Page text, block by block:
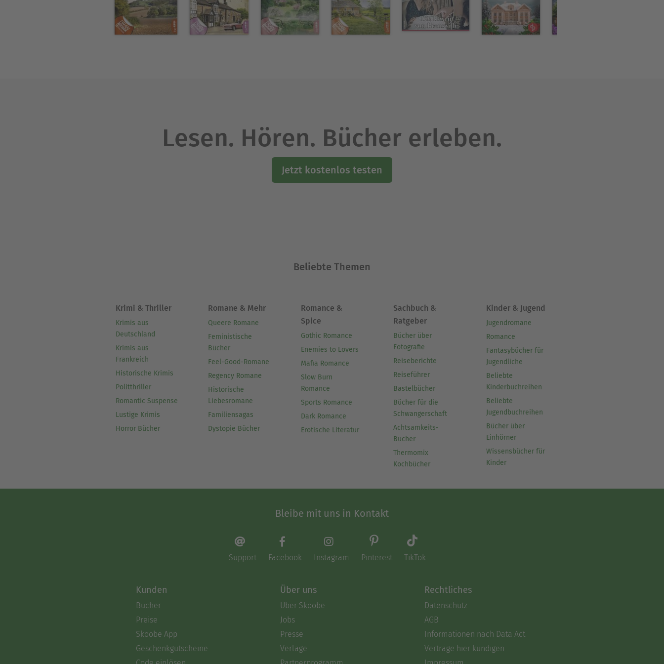
Lesen. Hören. Bücher erleben.
Jetzt kostenlos testen
Beliebte Themen
Krimi & Thriller
Krimis aus
Deutschland
Krimis aus
Frankreich
Historische Krimis
Politthriller
Romantic Suspense
Lustige Krimis
Horror Bücher
Romane & Mehr
Queere Romane
Feministische
Bücher
Feel-Good-Romane
Regency Romane
Historische
Liebesromane
Familiensagas
Dystopie Bücher
Romance &
Spice
Gothic Romance
Enemies to Lovers
Mafia Romance
Slow Burn
Romance
Sports Romance
Dark Romance
Erotische Literatur
Sachbuch &
Ratgeber
Bücher über
Fotografie
Reiseberichte
Reiseführer
Bastelbücher
Bücher für die
Schwangerschaft
Achtsamkeits-
Bücher
Thermomix
Kochbücher
Kinder & Jugend
Jugendromane
Romance
Fantasybücher für
Jugendliche
Beliebte
Kinderbuchreihen
Beliebte
Jugendbuchreihen
Bücher über
Einhörner
Wissensbücher für
Kinder
Bleibe mit uns in Kontakt
Support Facebook Instagram Pinterest TikTok
Kunden
Bücher
Preise
Skoobe App
Geschenkgutscheine
Über uns
Über Skoobe
Jobs
Presse
Verlage
Rechtliches
Datenschutz
AGB
Informationen nach Data Act
Verträge hier kündigen